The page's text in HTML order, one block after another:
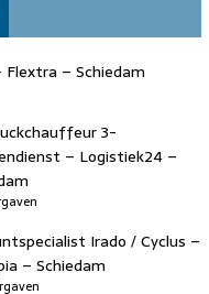
Flextra – Schiedam
3-
– Logistiek24 –
Irado / Cyclus –
– Schiedam